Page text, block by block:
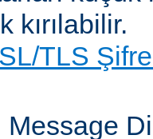
kırılabilir.
TLS
Message